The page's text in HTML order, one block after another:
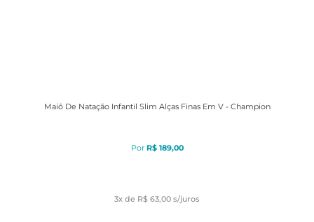
Maiô De Natação Infantil Slim Alças Finas Em V - Champion
R$ 189,00
3x de R$ 63,00 s/juros